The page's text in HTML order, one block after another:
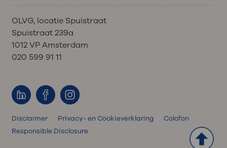
OLVG, locatie Spuistraat
Spuistraat 239a
1012 VP Amsterdam
020 599 91 11
Disclaimer Privacy- en Cookieverklaring
Colofon
Responsible Disclosure